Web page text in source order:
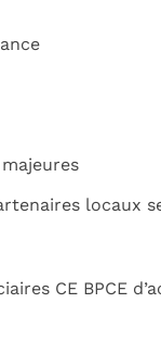
locaux
CE BPCE